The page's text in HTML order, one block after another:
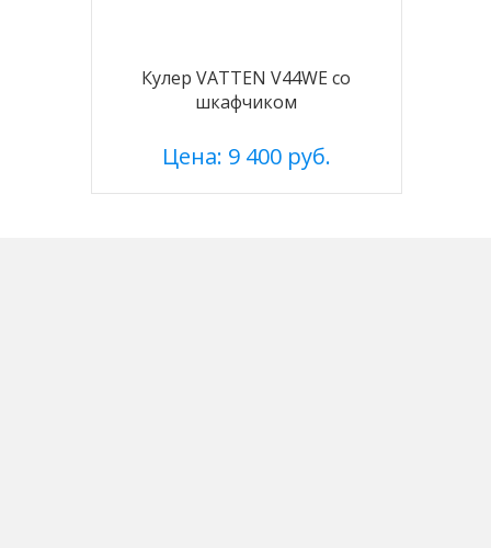
Кулер VATTEN V44WE со
шкафчиком
Цена: 9 400 руб.